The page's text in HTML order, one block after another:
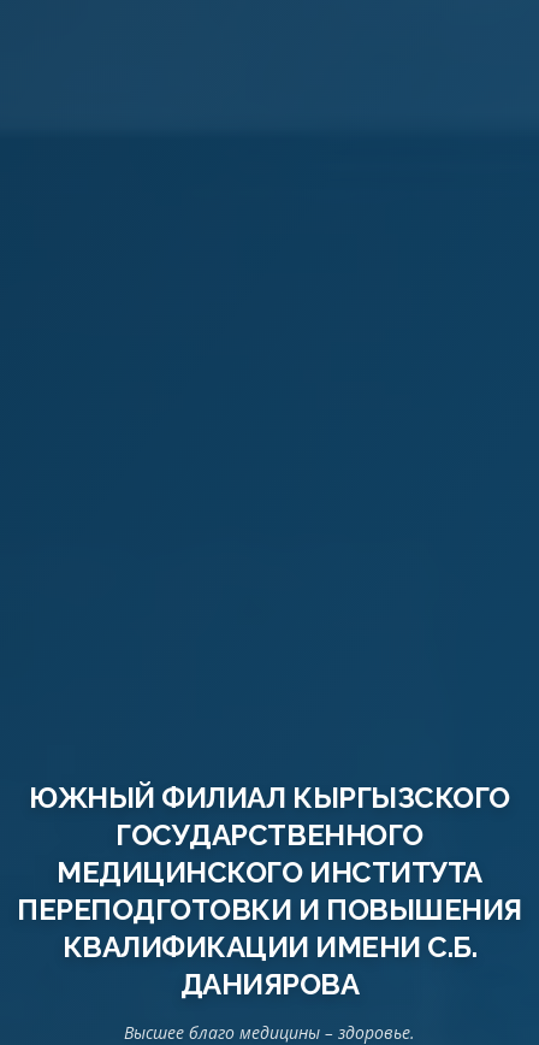
ЮЖНЫЙ ФИЛИАЛ КЫРГЫЗСКОГО
ГОСУДАРСТВЕННОГО
МЕДИЦИНСКОГО ИНСТИТУТА
ПЕРЕПОДГОТОВКИ И ПОВЫШЕНИЯ
КВАЛИФИКАЦИИ ИМЕНИ С.Б.
ДАНИЯРОВА
Высшее благо медицины – здоровье.